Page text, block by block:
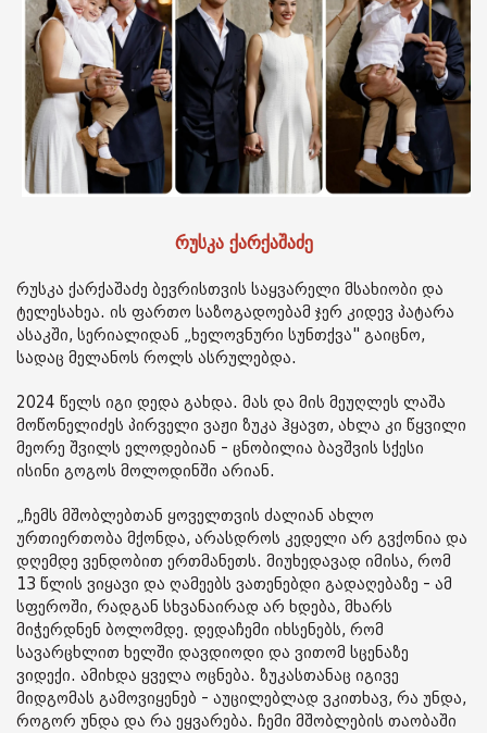
რუსკა ქარქაშაძე
რუსკა ქარქაშაძე ბევრისთვის საყვარელი მსახიობი და
ტელესახეა. ის ფართო საზოგადოებამ ჯერ კიდევ პატარა
ასაკში, სერიალიდან „ხელოვნური სუნთქვა" გაიცნო,
სადაც მელანოს როლს ასრულებდა.
2024 წელს იგი დედა გახდა. მას და მის მეუღლეს ლაშა
მოწონელიძეს პირველი ვაჟი ზუკა ჰყავთ, ახლა კი წყვილი
მეორე შვილს ელოდებიან - ცნობილია ბავშვის სქესი
ისინი გოგოს მოლოდინში არიან.
„ჩემს მშობლებთან ყოველთვის ძალიან ახლო
ურთიერთობა მქონდა, არასდროს კედელი არ გვქონია და
დღემდე ვენდობით ერთმანეთს. მიუხედავად იმისა, რომ
13 წლის ვიყავი და ღამეებს ვათენებდი გადაღებაზე - ამ
სფეროში, რადგან სხვანაირად არ ხდება, მხარს
მიჭერდნენ ბოლომდე. დედაჩემი იხსენებს, რომ
სავარცხლით ხელში დავდიოდი და ვითომ სცენაზე
ვიდექი. ამიხდა ყველა ოცნება. ზუკასთანაც იგივე
მიდგომას გამოვიყენებ - აუცილებლად ვკითხავ, რა უნდა,
როგორ უნდა და რა ეყვარება. ჩემი მშობლების თაობაში